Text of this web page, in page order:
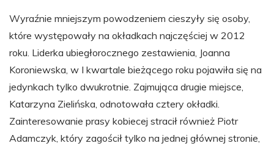
Wyraźnie mniejszym powodzeniem cieszyły się osoby,
które występowały na okładkach najczęściej w 2012
roku. Liderka ubiegłorocznego zestawienia, Joanna
Koroniewska, w I kwartale bieżącego roku pojawiła się na
jedynkach tylko dwukrotnie. Zajmująca drugie miejsce,
Katarzyna Zielińska, odnotowała cztery okładki.
Zainteresowanie prasy kobiecej stracił również Piotr
Adamczyk, który zagościł tylko na jednej głównej stronie,